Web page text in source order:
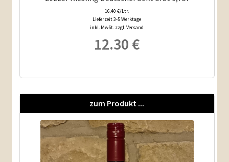
16.40 €/Ltr.
Lieferzeit 3-5 Werktage
inkl. MwSt. zzgl. Versand
12.30 €
zum Produkt ...